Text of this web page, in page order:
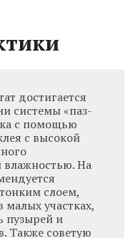
достигается
системы «паз-
с помощью
с высокой
влажностью. На
слоем,
участках,
пузырей и
Также советую